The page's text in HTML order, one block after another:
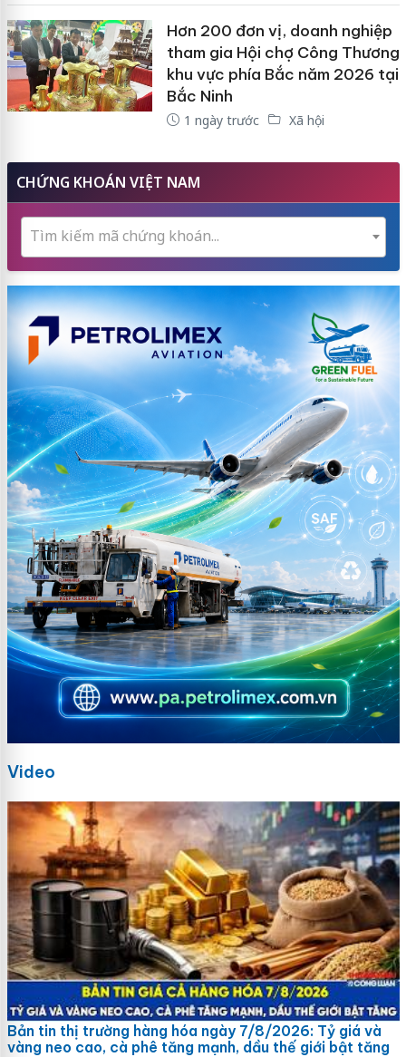
Hơn 200 đơn vị, doanh nghiệp
tham gia Hội chợ Công Thương
khu vực phía Bắc năm 2026 tại
Bắc Ninh
1 ngày trước Xã hội
CHỨNG KHOÁN VIỆT NAM
Tìm kiếm mã chứng khoán...
Video
Bản tin thị trường hàng hóa ngày 7/8/2026: Tỷ giá và
vàng neo cao, cà phê tăng mạnh, dầu thế giới bật tăng